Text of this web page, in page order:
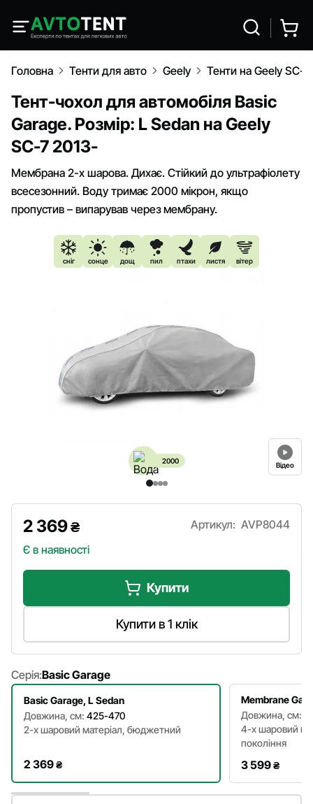
Головна Тенти для авто Geely Тенти на Geely SC-
Тент-чохол для автомобіля Basic
Garage. Розмір: L Sedan на Geely
SC-7 2013-
Мембрана 2-х шарова. Дихає. Стійкий до ультрафіолету
всесезонний. Воду тримає 2000 мікрон, якщо
пропустив – випарував через мембрану.
сніг сонце дощ пил птахи листя вітер
2000 Відео
2 369₴
Є в наявності
Артикул: AVP8044
Купити
Купити в 1 клік
Серія:Basic Garage
Basic Garage, L Sedan
Довжина, см: 425-470
2-х шаровий матеріал, бюджетний
2 369₴
Membrane
Довжина, см:
4-х шаровий
покоління
3 599₴